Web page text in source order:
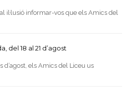
il·lusió informar-vos que els Amics del
del 18 al 21 d’agost
d’agost, els Amics del Liceu us